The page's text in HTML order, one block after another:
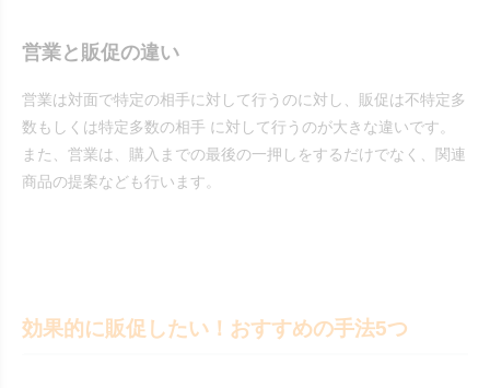
営業と販促の違い
営業は対面で特定の相手に対して行うのに対し、販促は不特定多
数もしくは特定多数の相手 に対して行うのが大きな違いです。
また、営業は、購入までの最後の一押しをするだけでなく、関連
商品の提案なども行います。
効果的に販促したい！おすすめの手法5つ